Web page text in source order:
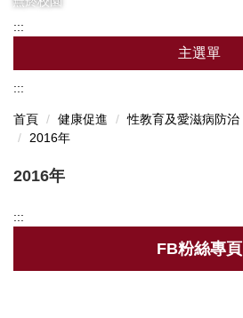
:::
主選單
最新消息
衛保組簡介
:::
首頁 健康促進 性教育及愛滋病防治
2016年
2016年
:::
FB粉絲專頁